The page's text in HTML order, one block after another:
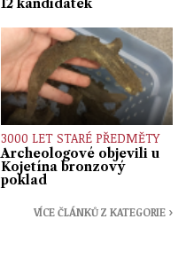
12 kandidátek
3000 LET STARÉ PŘEDMĚTY
Archeologové objevili u
Kojetína bronzový
poklad
VÍCE ČLÁNKŮ Z KATEGORIE ›